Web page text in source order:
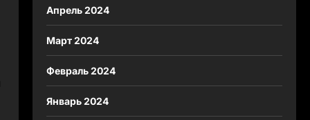
Апрель 2024
Март 2024
Февраль 2024
Январь 2024